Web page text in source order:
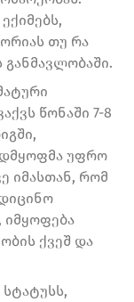
თუ რა
განმავლობაში.
წონაში 7-8
უფრო
იმასთან, რომ
იმყოფება
ქვეშ და